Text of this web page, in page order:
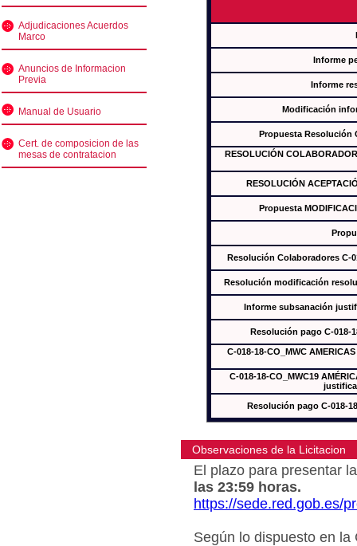
Adjudicaciones Acuerdos
Marco
Anuncios de Informacion
Previa
Manual de Usuario
Cert. de composicion de las
mesas de contratacion
Informe
Informe
Modificación
Propuesta Resolución
RESOLUCIÓN
RESOLUCIÓN
Propuesta
Resolución Colaboradores C-
Resolución modificación
Informe subsanación
Resolución pago C-018-
C-018-18-CO_MWC
C-018-18-CO_MWC19
Resolución pago C-018-
Observaciones de la Licitacion
El plazo para presentar
las 23:59 horas.
https://sede.red.gob.es/
Según lo dispuesto en